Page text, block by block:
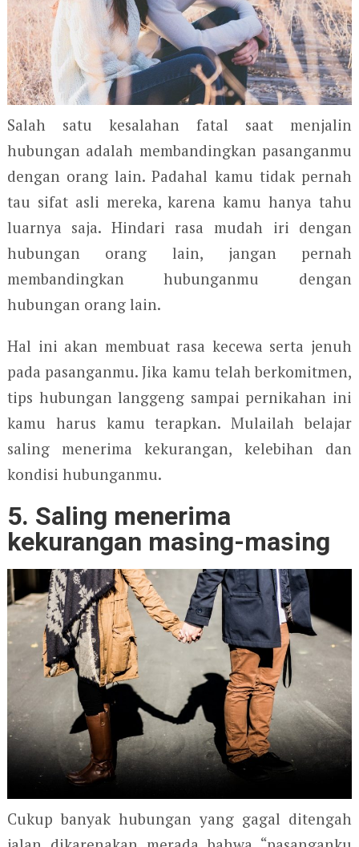
Salah satu kesalahan fatal saat menjalin
hubungan adalah membandingkan pasanganmu
dengan orang lain. Padahal kamu tidak pernah
tau sifat asli mereka, karena kamu hanya tahu
luarnya saja. Hindari rasa mudah iri dengan
hubungan orang lain, jangan pernah
membandingkan hubunganmu dengan
hubungan orang lain.
Hal ini akan membuat rasa kecewa serta jenuh
pada pasanganmu. Jika kamu telah berkomitmen,
tips hubungan langgeng sampai pernikahan ini
kamu harus kamu terapkan. Mulailah belajar
saling menerima kekurangan, kelebihan dan
kondisi hubunganmu.
5. Saling menerima
kekurangan masing-masing
Cukup banyak hubungan yang gagal ditengah